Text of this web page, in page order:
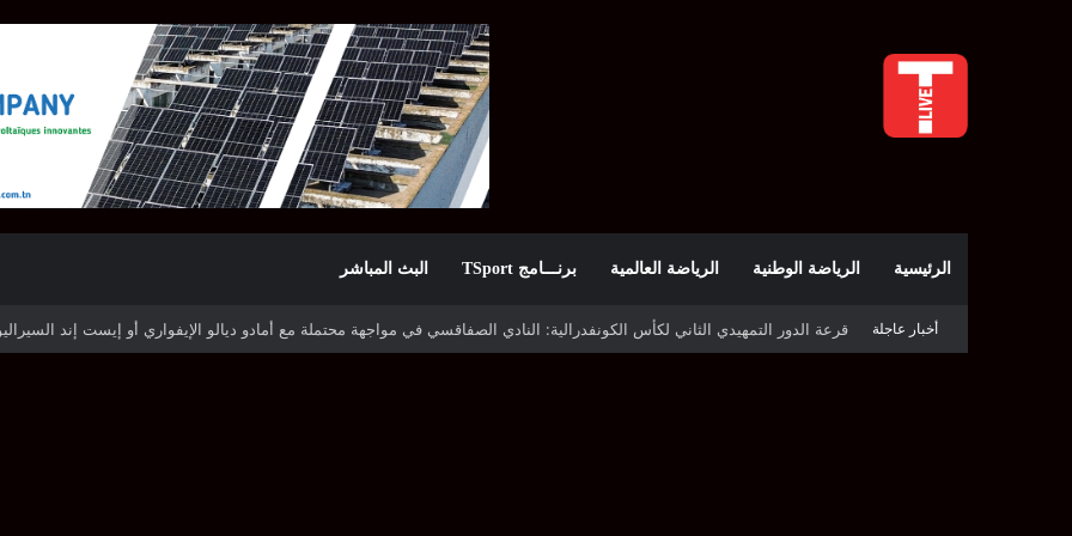
الرئيسية الرياضة الوطنية الرياضة العالمية برنـــامج TSport البث المباشر
أخبار عاجلة
قرعة كأس الكونفدرالية: النادي الصفاقسي يواجه شوتينغ ستارز النيجيري وترجي جرجيس يصطدم بديامبارس السنغالي